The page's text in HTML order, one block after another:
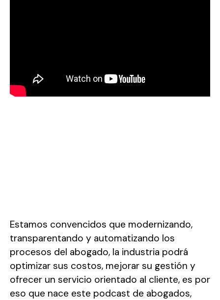
Estamos convencidos que modernizando,
transparentando y automatizando los
procesos del abogado, la industria podrá
optimizar sus costos, mejorar su gestión y
ofrecer un servicio orientado al cliente, es por
eso que nace este podcast de abogados,